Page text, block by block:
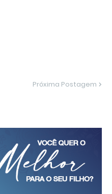
Próxima Postagem